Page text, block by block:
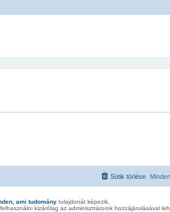
Sütik törlése
ami tudomány tulajdonát képezik.
kizárólag az adminisztrátorok hozzájárulásával